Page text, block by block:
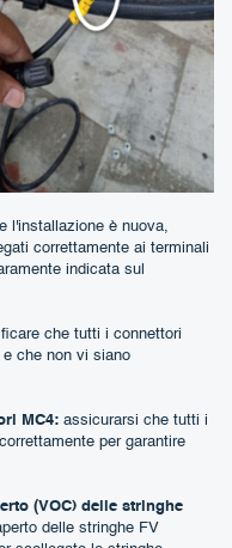
l'installazione è nuova,
correttamente ai terminali
indicata sul
che tutti i connettori
che non vi siano
MC4: assicurarsi che tutti i
per garantire
(VOC) delle stringhe
delle stringhe FV